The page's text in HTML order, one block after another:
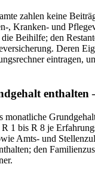
zahlen keine
, Kranken- und
Beihilfe; den
Deren
eintragen,
enthalten
monatliche
1 bis R 8 je
Amts- und
den